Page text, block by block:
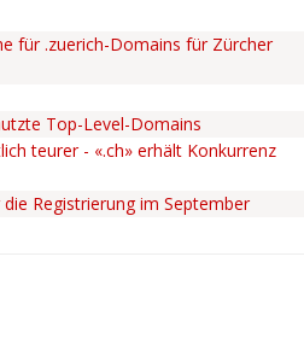
für .zuerich-Domains für Zürcher
Top-Level-Domains
teurer - «.ch» erhält Konkurrenz
Registrierung im September